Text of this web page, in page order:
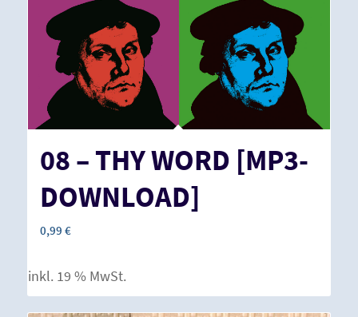
08 – THY WORD [MP3-
DOWNLOAD]
0,99 €
inkl. 19 % MwSt.